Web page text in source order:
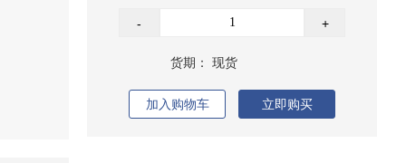
- +
货期： 现货
加入购物车 立即购买